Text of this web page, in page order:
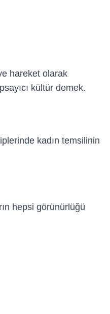
hareket olarak
kültür demek.
kadın temsilinin
hepsi görünürlüğü